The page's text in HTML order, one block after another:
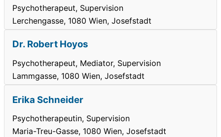
Psychotherapeut, Supervision
Lerchengasse, 1080 Wien, Josefstadt
Dr. Robert Hoyos
Psychotherapeut, Mediator, Supervision
Lammgasse, 1080 Wien, Josefstadt
Erika Schneider
Psychotherapeutin, Supervision
Maria-Treu-Gasse, 1080 Wien, Josefstadt